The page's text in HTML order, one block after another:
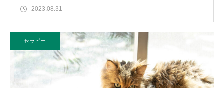
2023.08.31
セラピー